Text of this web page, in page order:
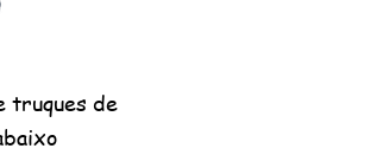
truques de